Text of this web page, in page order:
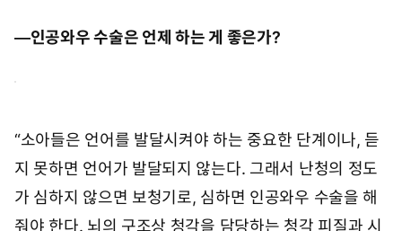
―인공와우 수술은 언제 하는 게 좋은가?
“소아들은 언어를 발달시켜야 하는 중요한 단계이나, 듣
지 못하면 언어가 발달되지 않는다. 그래서 난청의 정도
가 심하지 않으면 보청기로, 심하면 인공와우 수술을 해
줘야 한다. 뇌의 구조상 청각을 담당하는 청각 피질과 시